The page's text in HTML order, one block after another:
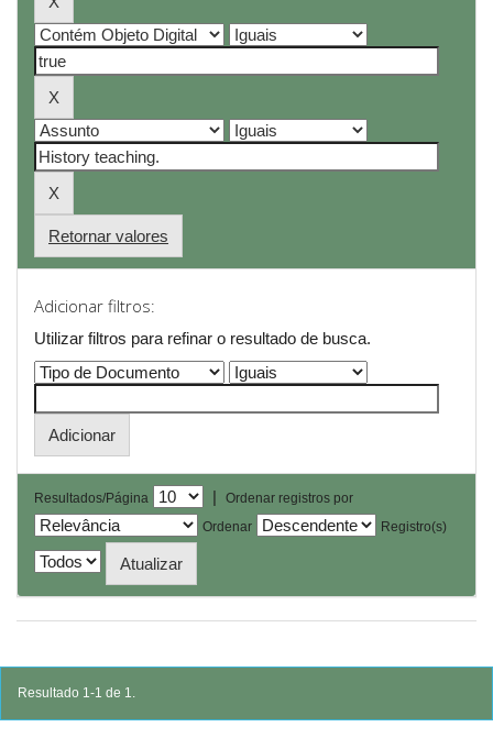
Retornar valores
Adicionar filtros:
Utilizar filtros para refinar o resultado de busca.
Resultados/Página |
Ordenar registros por
Ordenar
Registro(s)
Resultado 1-1 de 1.